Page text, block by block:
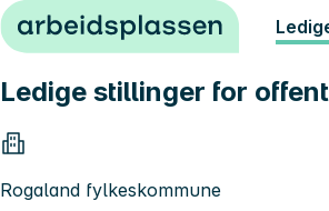
Hopp til innhold
Ledige stillinger for
Rogaland fylkeskommune